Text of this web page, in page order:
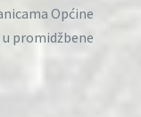
Općine
promidžbene